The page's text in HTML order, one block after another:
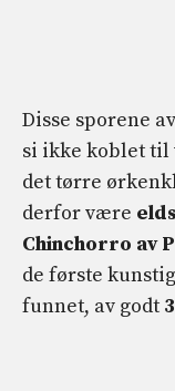
Disse sporene av
si ikke koblet til
det tørre
derfor være
Chinchorro av
de første
funnet, av godt